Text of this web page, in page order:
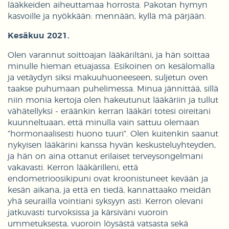
lääkkeiden aiheuttamaa horrosta. Pakotan hymyn
kasvoille ja nyökkään: mennään, kyllä mä pärjään.
Kesäkuu 2021.
Olen varannut soittoajan lääkäriltäni, ja hän soittaa
minulle hieman etuajassa. Esikoinen on kesälomalla
ja vetäydyn siksi makuuhuoneeseen, suljetun oven
taakse puhumaan puhelimessa. Minua jännittää, sillä
niin monia kertoja olen hakeutunut lääkäriin ja tullut
vähätellyksi - eräänkin kerran lääkäri totesi oireitani
kuunneltuaan, että minulla vain sattuu olemaan
”hormonaalisesti huono tuuri”. Olen kuitenkin saanut
nykyisen lääkärini kanssa hyvän keskusteluyhteyden,
ja hän on aina ottanut erilaiset terveysongelmani
vakavasti. Kerron lääkärilleni, että
endometrioosikipuni ovat kroonistuneet kevään ja
kesän aikana, ja että en tiedä, kannattaako meidän
yhä seurailla vointiani syksyyn asti. Kerron olevani
jatkuvasti turvoksissa ja kärsiväni vuoroin
ummetuksesta, vuoroin löysästä vatsasta sekä